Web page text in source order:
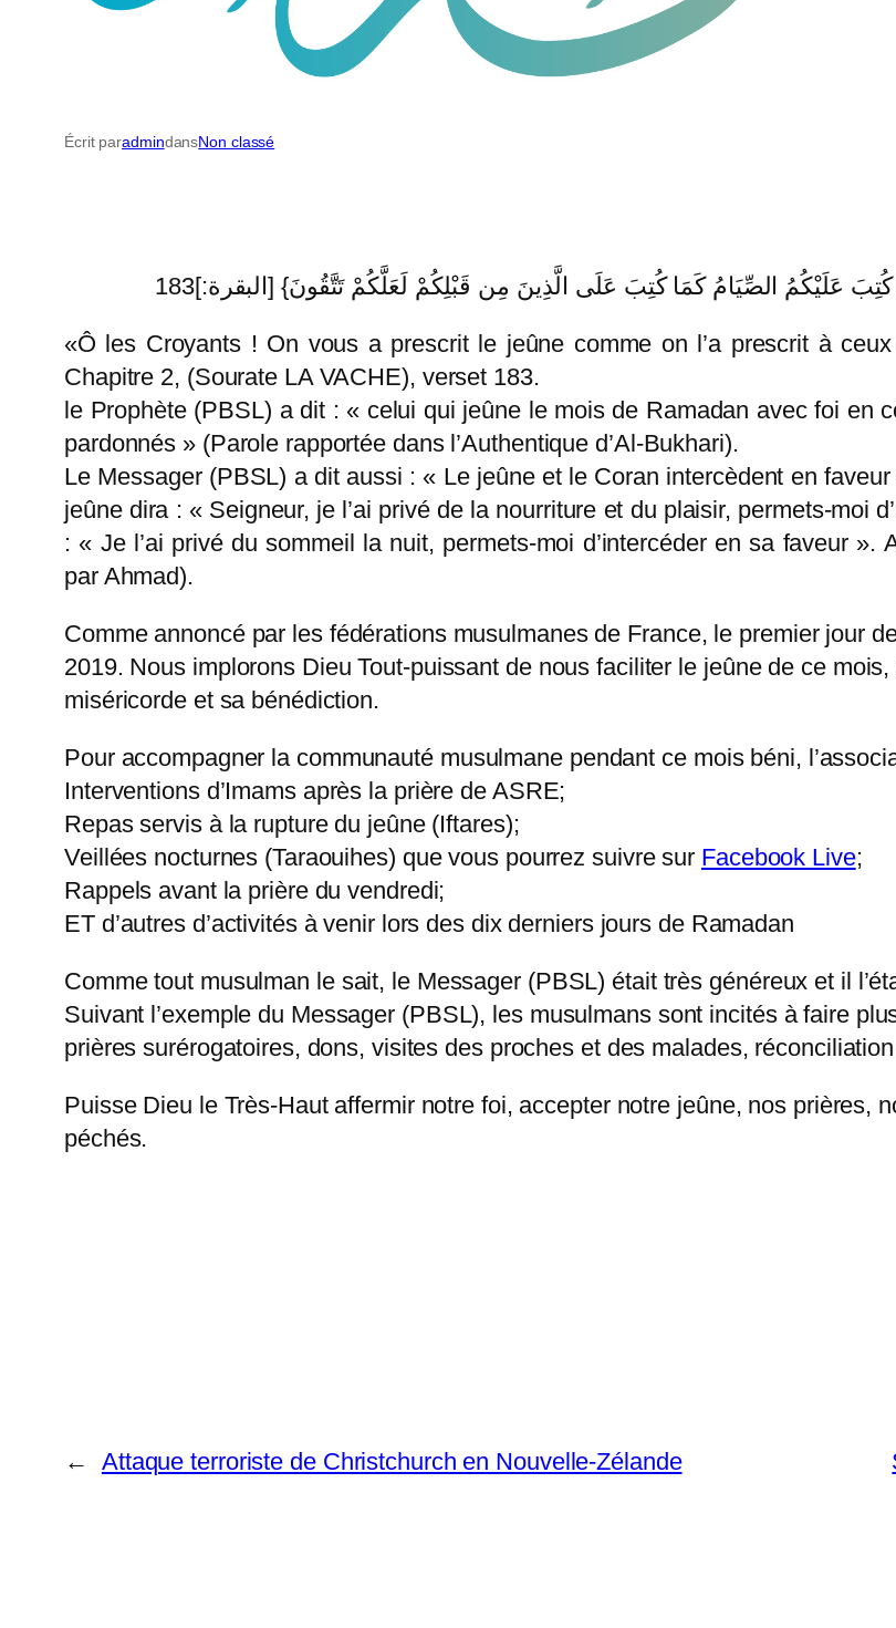
Écrit paradmindansNon classé
كُتِبَ عَلَيْكُمُ الصِّيَامُ كَمَا كُتِبَ عَلَى الَّذِينَ مِن قَبْلِكُمْ لَعَلَّكُمْ تَتَّقُونَ} [البقرة:]183
«Ô les Croyants ! On vous a prescrit le jeûne comme on l’a prescrit à
Chapitre 2, (Sourate LA VACHE), verset 183.
le Prophète (PBSL) a dit : « celui qui jeûne le mois de Ramadan avec foi en
pardonnés » (Parole rapportée dans l’Authentique d’Al-Bukhari).
Le Messager (PBSL) a dit aussi : « Le jeûne et le Coran intercèdent en
jeûne dira : « Seigneur, je l’ai privé de la nourriture et du plaisir, permets-moi
: « Je l’ai privé du sommeil la nuit, permets-moi d’intercéder en sa faveur
par Ahmad).
Comme annoncé par les fédérations musulmanes de France, le premier jour
2019. Nous implorons Dieu Tout-puissant de nous faciliter le jeûne de ce
miséricorde et sa bénédiction.
Pour accompagner la communauté musulmane pendant ce mois béni,
Interventions d’Imams après la prière de ASRE;
Repas servis à la rupture du jeûne (Iftares);
Veillées nocturnes (Taraouihes) que vous pourrez suivre sur Facebook Live;
Rappels avant la prière du vendredi;
ET d’autres d’activités à venir lors des dix derniers jours de Ramadan
Comme tout musulman le sait, le Messager (PBSL) était très généreux et il
Suivant l’exemple du Messager (PBSL), les musulmans sont incités à faire
prières surérogatoires, dons, visites des proches et des malades,
Puisse Dieu le Très-Haut affermir notre foi, accepter notre jeûne, nos prières,
péchés.
← Attaque terroriste de Christchurch en Nouvelle-Zélande